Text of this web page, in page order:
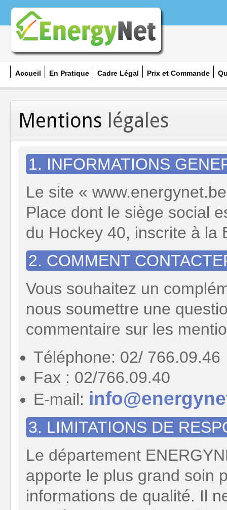
Accueil En Pratique Cadre Légal Prix et Commande
Mentions légales
1. INFORMATIONS
Le site «
Place dont le siège social
du Hockey 40, inscrite à la
2. COMMENT
Vous souhaitez un
nous soumettre une
commentaire sur les
Téléphone: 02/ 766.09.46
Fax : 02/766.09.40
E-mail:
3. LIMITATIONS DE
Le département
apporte le plus grand soin
informations de qualité. Il